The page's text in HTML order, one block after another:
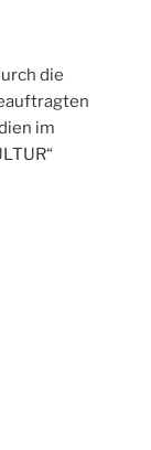
die
im